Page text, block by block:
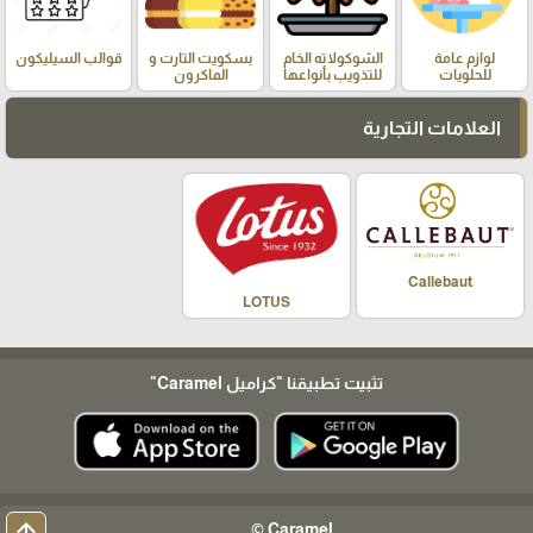
لوازم عامة
للحلويات
الشوكولاته الخام
للتذويب بأنواعها
بسكويت التارت و
الماكرون
قوالب السيليكون
العلامات التجارية
Callebaut
LOTUS
تثبيت تطبيقنا "كراميل Caramel"